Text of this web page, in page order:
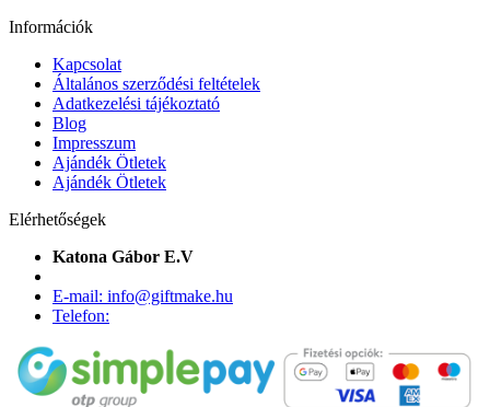
Információk
Kapcsolat
Általános szerződési feltételek
Adatkezelési tájékoztató
Blog
Impresszum
Ajándék Ötletek
Ajándék Ötletek
Elérhetőségek
Katona Gábor E.V
E-mail: info@giftmake.hu
Telefon: